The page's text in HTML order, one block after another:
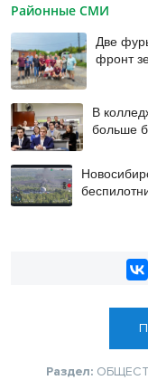
Районные СМИ
Две
фронт
В
больше
Раздел: